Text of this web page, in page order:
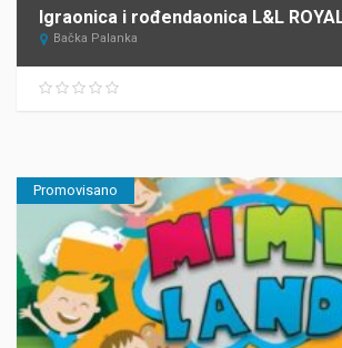
Bačka Palanka
Promovisano